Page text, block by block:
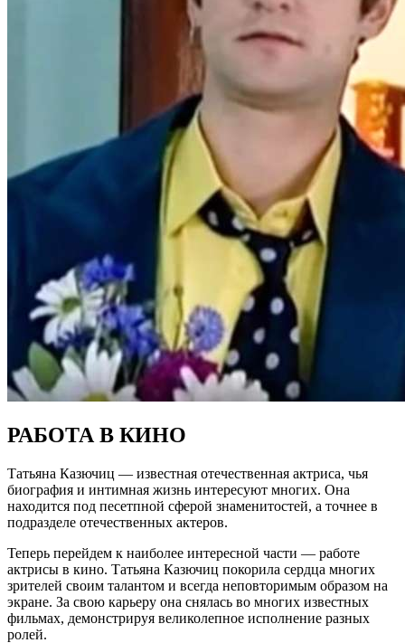
РАБОТА В КИНО
Татьяна Казючиц — известная отечественная актриса, чья
биография и интимная жизнь интересуют многих. Она
находится под песетпной сферой знаменитостей, а точнее в
подразделе отечественных актеров.
Теперь перейдем к наиболее интересной части — работе
актрисы в кино. Татьяна Казючиц покорила сердца многих
зрителей своим талантом и всегда неповторимым образом на
экране. За свою карьеру она снялась во многих известных
фильмах, демонстрируя великолепное исполнение разных
ролей.